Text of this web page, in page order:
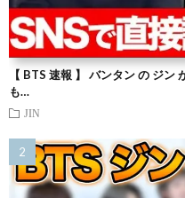
【 BTS 速報 】 バンタン の ジ
も…
JIN